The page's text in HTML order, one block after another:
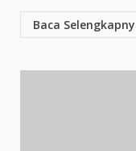
Baca